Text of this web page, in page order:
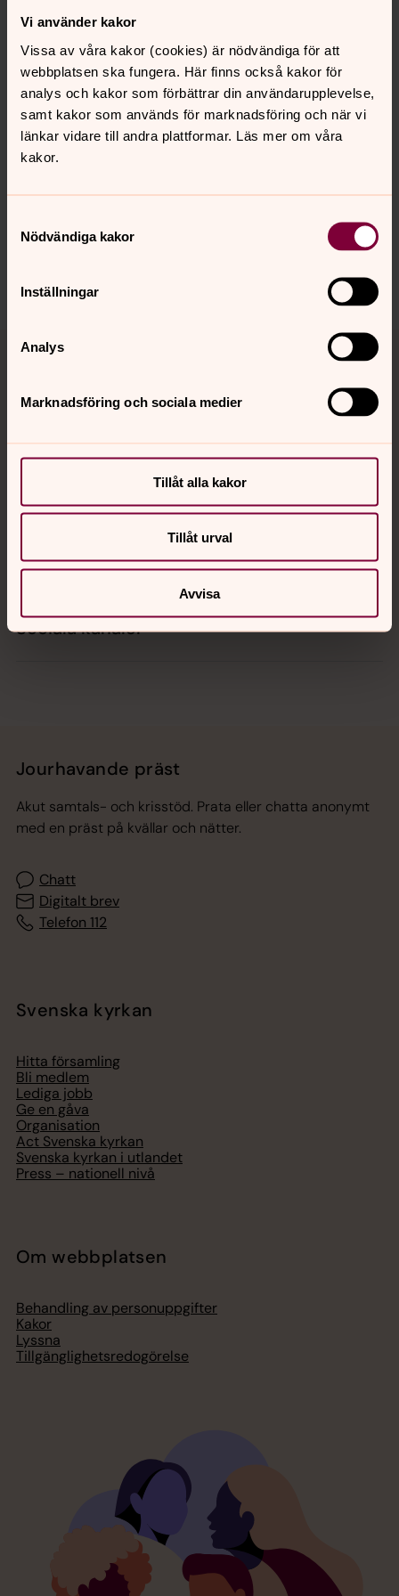
Vi använder kakor
Vissa av våra kakor (cookies) är nödvändiga för att
webbplatsen ska fungera. Här finns också kakor för
analys och kakor som förbättrar din användarupplevelse,
samt kakor som används för marknadsföring och när vi
länkar vidare till andra plattformar. Läs mer om våra
kakor.
Nödvändiga kakor
Inställningar
Analys
Marknadsföring och sociala medier
Tillåt alla kakor
Tillåt urval
Avvisa
tar dig på allvar? Hos oss, och i grupperna på den här
sidan, finns trygga vuxna som du kan prata med om det
du känner och behöver.
Senast ändrad 28 januari 2026
Synpunkter eller frågor på sidans
innehåll?
danmark-funbo.forsamling@svenskakyrkan.se
Hitta snabbt
Sociala kanaler
Jourhavande präst
Akut samtals- och krisstöd. Prata eller chatta anonymt
med en präst på kvällar och nätter.
Chatt
Digitalt brev
Telefon 112
Svenska kyrkan
Hitta församling
Bli medlem
Lediga jobb
Ge en gåva
Organisation
Act Svenska kyrkan
Svenska kyrkan i utlandet
Press – nationell nivå
Om webbplatsen
Behandling av personuppgifter
Kakor
Lyssna
Tillgänglighetsredogörelse